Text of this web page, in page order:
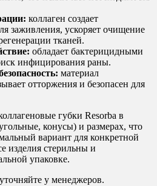
коллаген создает
заживления, ускоряет очищение
тканей.
обладает бактерицидными
инфицирования раны.
материал
отторжения и безопасен для
губки Resorba в
конусы) и размерах, что
вариант для конкретной
изделия стерильны и
упаковке.
у менеджеров.